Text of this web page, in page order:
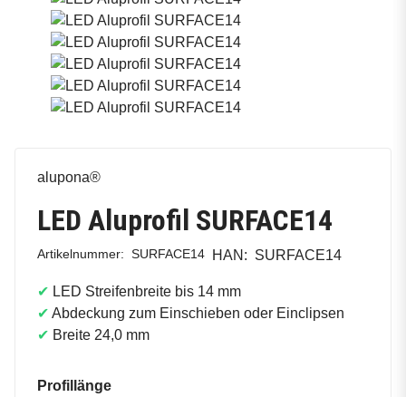
alupona®
LED Aluprofil SURFACE14
Artikelnummer: SURFACE14 HAN: SURFACE14
✔ LED Streifenbreite bis 14 mm
✔ Abdeckung zum Einschieben oder Einclipsen
✔ Breite 24,0 mm
Profillänge